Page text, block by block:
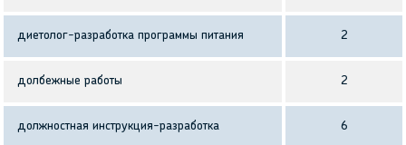
диетолог-разработка программы питания 2
долбежные работы 2
должностная инструкция-разработка 6